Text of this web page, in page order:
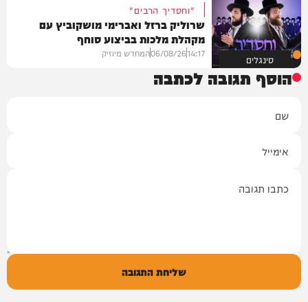
סינגלים
"וחסדיך הרבים"
שרוליק ברזל ואברימי מושקוביץ עם
מקהלת מלכות בביצוע סוחף
14:17
06/08/26המחדש מיוזיק
הוסף תגובה לכתבה
שליחת התגובה